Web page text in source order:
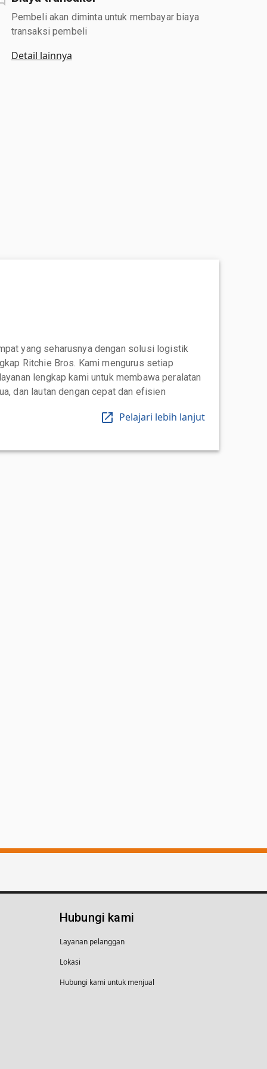
Pembeli akan diminta untuk membayar biaya
transaksi pembeli
Detail lainnya
yang seharusnya dengan solusi logistik
Ritchie Bros. Kami mengurus setiap
lengkap kami untuk membawa peralatan
dan lautan dengan cepat dan efisien
Pelajari lebih lanjut
Hubungi kami
Layanan pelanggan
Lokasi
Hubungi kami untuk menjual